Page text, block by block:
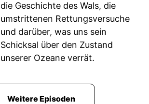
die Geschichte des Wals, die
umstrittenen Rettungsversuche
und darüber, was uns sein
Schicksal über den Zustand
unserer Ozeane verrät.
Weitere Episoden